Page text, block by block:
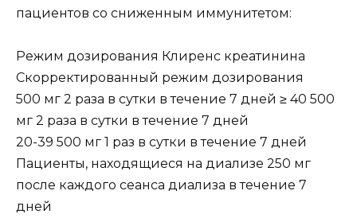
пациентов со сниженным иммунитетом:
Режим дозирования Клиренс креатинина
Скорректированный режим дозирования
500 мг 2 раза в сутки в течение 7 дней ≥ 40 500
мг 2 раза в сутки в течение 7 дней
20-39 500 мг 1 раз в сутки в течение 7 дней
Пациенты, находящиеся на диализе 250 мг
после каждого сеанса диализа в течение 7
дней